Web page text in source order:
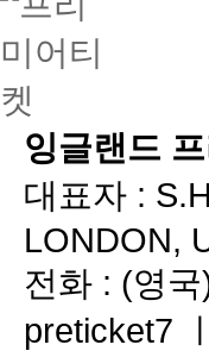
잉글랜드
대표자 :
LONDON,
전화 : (영
preticket7